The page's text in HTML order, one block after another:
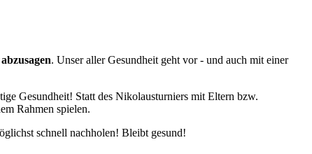
. Unser aller Gesundheit geht vor - und auch mit einer
Gesundheit! Statt des Nikolausturniers mit Eltern bzw.
Rahmen spielen.
schnell nachholen! Bleibt gesund!